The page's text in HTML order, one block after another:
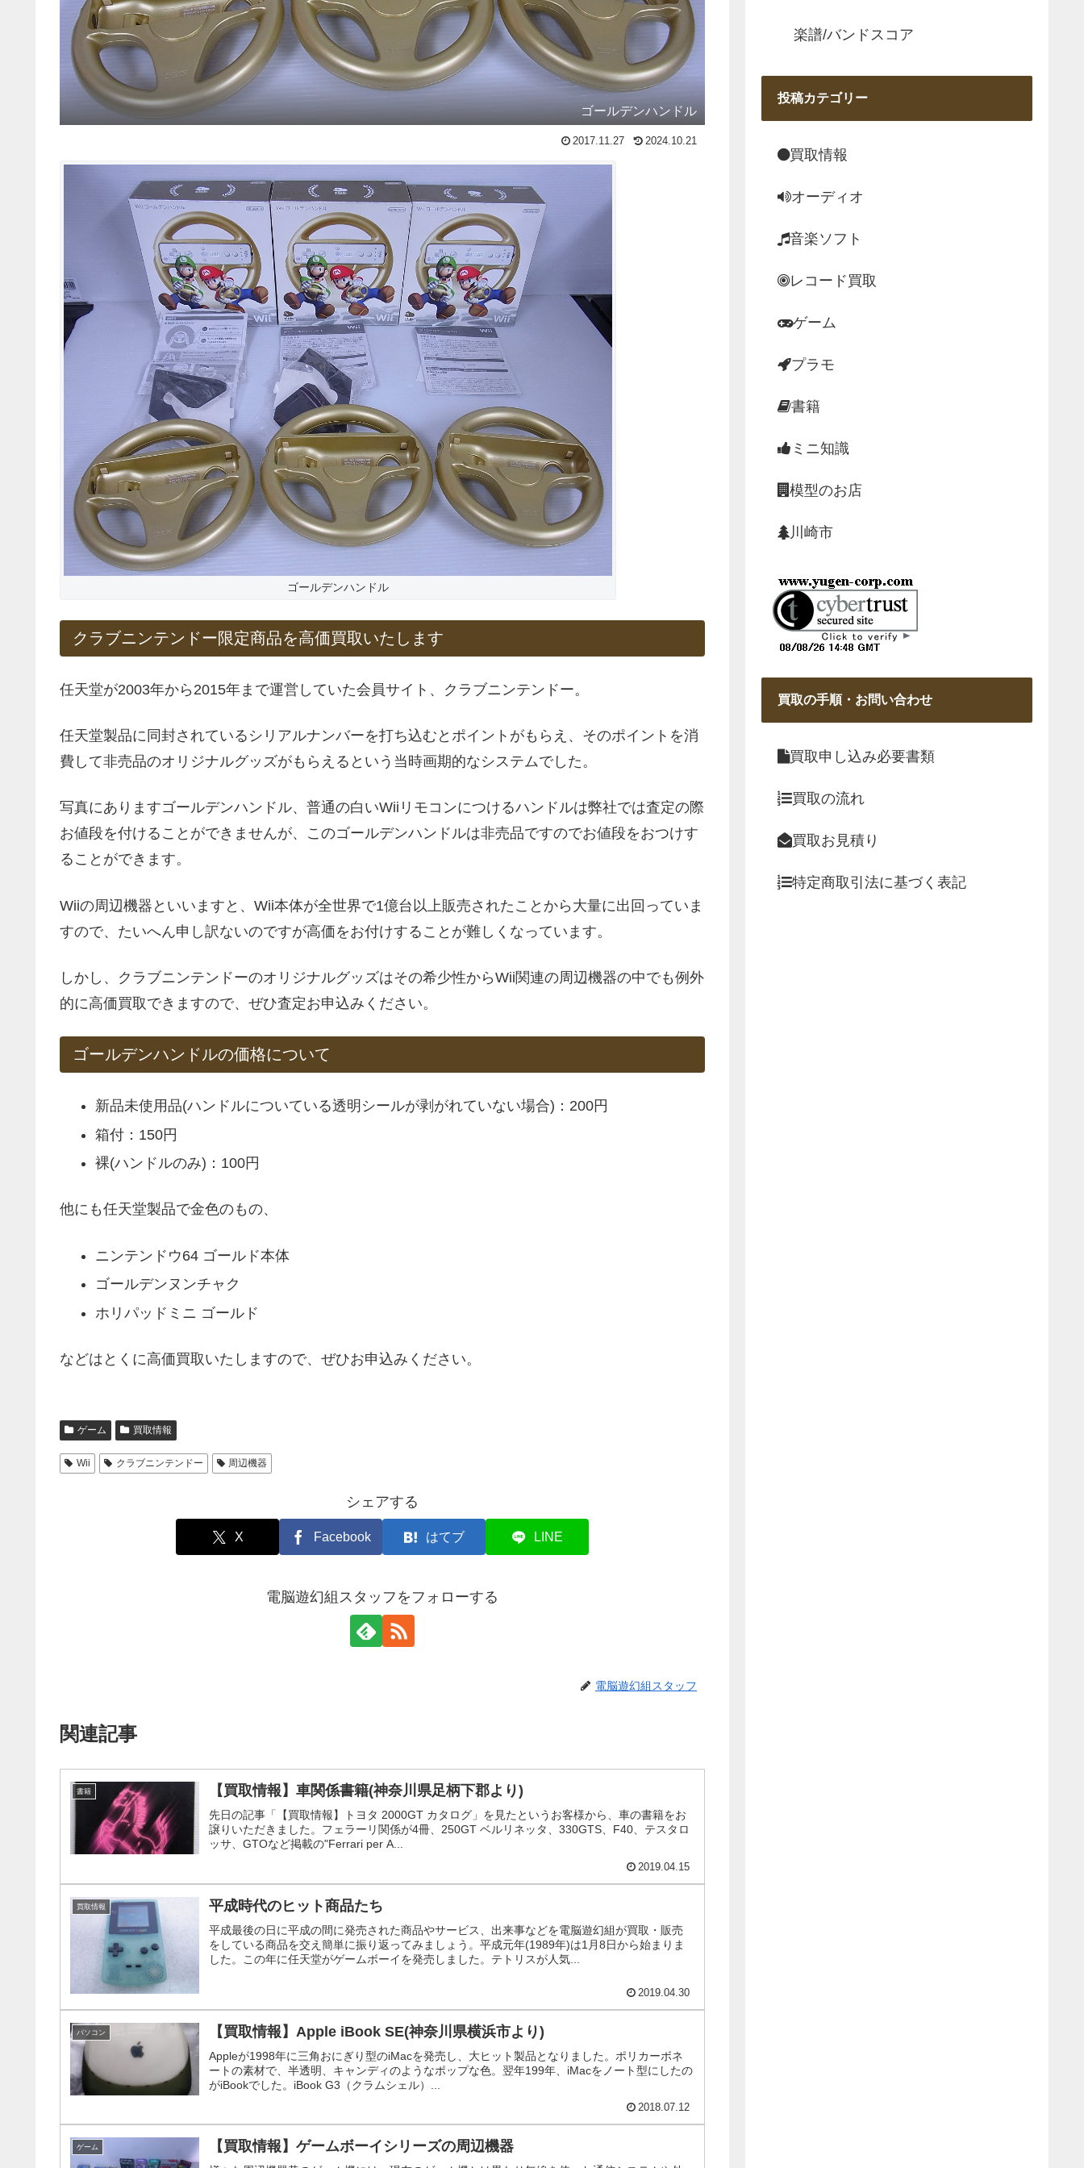
ゴールデンハンドル
2017.11.27 2024.10.21
ゴールデンハンドル
クラブニンテンドー限定商品を高価買取いたします
任天堂が2003年から2015年まで運営していた会員サイト、クラブニンテンドー。
任天堂製品に同封されているシリアルナンバーを打ち込むとポイントがもらえ、そのポイントを消
費して非売品のオリジナルグッズがもらえるという当時画期的なシステムでした。
写真にありますゴールデンハンドル、普通の白いWiiリモコンにつけるハンドルは弊社では査定の際
お値段を付けることができませんが、このゴールデンハンドルは非売品ですのでお値段をおつけす
ることができます。
Wiiの周辺機器といいますと、Wii本体が全世界で1億台以上販売されたことから大量に出回っていま
すので、たいへん申し訳ないのですが高価をお付けすることが難しくなっています。
しかし、クラブニンテンドーのオリジナルグッズはその希少性からWii関連の周辺機器の中でも例外
的に高価買取できますので、ぜひ査定お申込みください。
ゴールデンハンドルの価格について
新品未使用品(ハンドルについている透明シールが剥がれていない場合)：200円
箱付：150円
裸(ハンドルのみ)：100円
他にも任天堂製品で金色のもの、
ニンテンドウ64 ゴールド本体
ゴールデンヌンチャク
ホリパッドミニ ゴールド
などはとくに高価買取いたしますので、ぜひお申込みください。
ゲーム 買取情報
Wii クラブニンテンドー 周辺機器
シェアする
X Facebook はてブ LINE
電脳遊幻組スタッフをフォローする
電脳遊幻組スタッフ
関連記事
書籍 【買取情報】車関係書籍(神奈川県足柄下郡より)
先日の記事「【買取情報】トヨタ 2000GT カタログ」を見たというお客様から、車の書籍をお
譲りいただきました。フェラーリ関係が4冊、250GT ベルリネッタ、330GTS、F40、テスタロ
ッサ、GTOなど掲載の"Ferrari per A...
2019.04.15
買取情報 平成時代のヒット商品たち
平成最後の日に平成の間に発売された商品やサービス、出来事などを電脳遊幻組が買取・販売
をしている商品を交え簡単に振り返ってみましょう。平成元年(1989年)は1月8日から始まりま
した。この年に任天堂がゲームボーイを発売しました。テトリスが人気...
2019.04.30
パソコン 【買取情報】Apple iBook SE(神奈川県横浜市より)
Appleが1998年に三角おにぎり型のiMacを発売し、大ヒット製品となりました。ポリカーボネ
ートの素材で、半透明、キャンディのようなポップな色。翌年199年、iMacをノート型にしたの
がiBookでした。iBook G3（クラムシェル）...
2018.07.12
ゲーム 【買取情報】ゲームボーイシリーズの周辺機器
楽譜/バンドスコア
投稿カテゴリー
買取情報
オーディオ
音楽ソフト
レコード買取
ゲーム
プラモ
書籍
ミニ知識
模型のお店
川崎市
買取の手順・お問い合わせ
買取申し込み必要書類
買取の流れ
買取お見積り
特定商取引法に基づく表記